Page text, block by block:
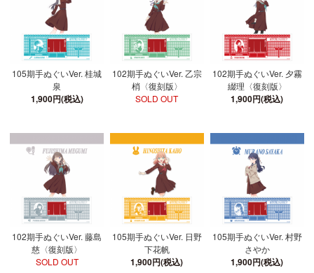
105期手ぬぐいVer. 桂城
泉
1,900円(税込)
102期手ぬぐいVer. 乙宗
梢〈復刻版〉
SOLD OUT
102期手ぬぐいVer. 夕霧
綴理〈復刻版〉
1,900円(税込)
102期手ぬぐいVer. 藤島
慈〈復刻版〉
SOLD OUT
105期手ぬぐいVer. 日野
下花帆
1,900円(税込)
105期手ぬぐいVer. 村野
さやか
1,900円(税込)